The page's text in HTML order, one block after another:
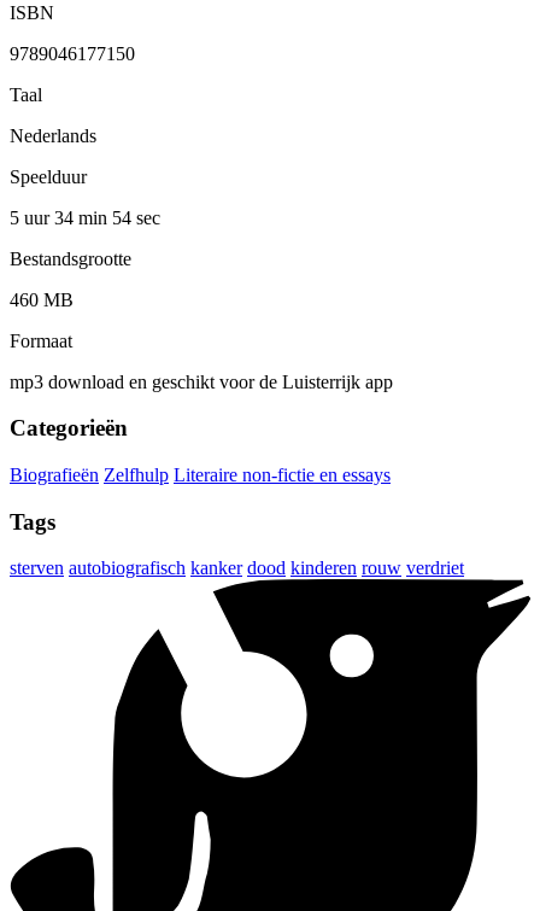
ISBN
9789046177150
Taal
Nederlands
Speelduur
5 uur 34 min 54 sec
Bestandsgrootte
460 MB
Formaat
mp3 download en geschikt voor de Luisterrijk app
Categorieën
Biografieën Zelfhulp Literaire non-fictie en essays
Tags
sterven autobiografisch kanker dood kinderen rouw verdriet